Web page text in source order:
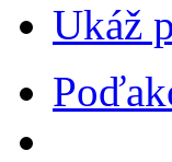
Ukáž